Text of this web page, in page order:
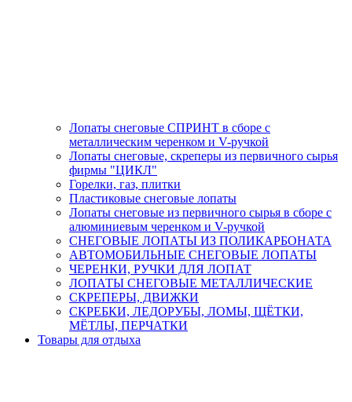
Лопаты снеговые СПРИНТ в сборе с
металлическим черенком и V-ручкой
Лопаты снеговые, скреперы из первичного сырья
фирмы "ЦИКЛ"
Горелки, газ, плитки
Пластиковые снеговые лопаты
Лопаты снеговые из первичного сырья в сборе с
алюминиевым черенком и V-ручкой
СНЕГОВЫЕ ЛОПАТЫ ИЗ ПОЛИКАРБОНАТА
АВТОМОБИЛЬНЫЕ СНЕГОВЫЕ ЛОПАТЫ
ЧЕРЕНКИ, РУЧКИ ДЛЯ ЛОПАТ
ЛОПАТЫ СНЕГОВЫЕ МЕТАЛЛИЧЕСКИЕ
СКРЕПЕРЫ, ДВИЖКИ
СКРЕБКИ, ЛЕДОРУБЫ, ЛОМЫ, ЩЁТКИ,
МЁТЛЫ, ПЕРЧАТКИ
Товары для отдыха